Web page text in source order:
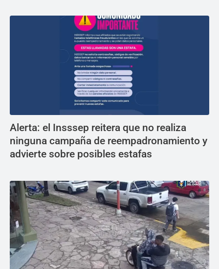
Alerta: el Insssep reitera que no realiza
ninguna campaña de reempadronamiento y
advierte sobre posibles estafas